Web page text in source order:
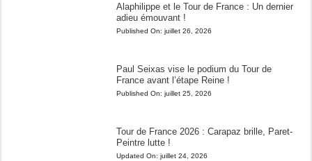
Alaphilippe et le Tour de France : Un dernier
adieu émouvant !
Published On: juillet 26, 2026
Paul Seixas vise le podium du Tour de
France avant l’étape Reine !
Published On: juillet 25, 2026
Tour de France 2026 : Carapaz brille, Paret-
Peintre lutte !
Updated On: juillet 24, 2026